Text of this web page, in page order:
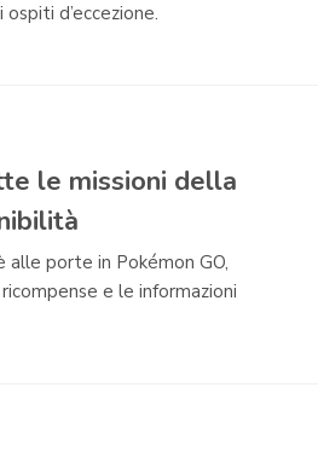
d’eccezione.
le missioni della
porte in Pokémon GO,
e le informazioni